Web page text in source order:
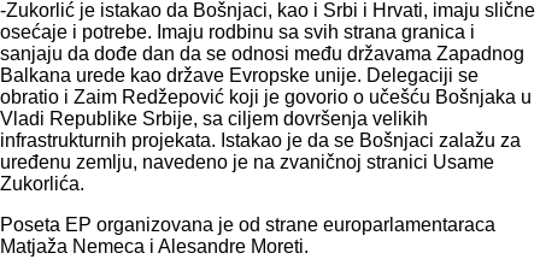
-Zukorlić je istakao da Bošnjaci, kao i Srbi i Hrvati, imaju slične
osećaje i potrebe. Imaju rodbinu sa svih strana granica i
sanjaju da dođe dan da se odnosi među državama Zapadnog
Balkana urede kao države Evropske unije. Delegaciji se
obratio i Zaim Redžepović koji je govorio o učešću Bošnjaka u
Vladi Republike Srbije, sa ciljem dovršenja velikih
infrastrukturnih projekata. Istakao je da se Bošnjaci zalažu za
uređenu zemlju, navedeno je na zvaničnoj stranici Usame
Zukorlića.
Poseta EP organizovana je od strane europarlamentaraca
Matjaža Nemeca i Alesandre Moreti.